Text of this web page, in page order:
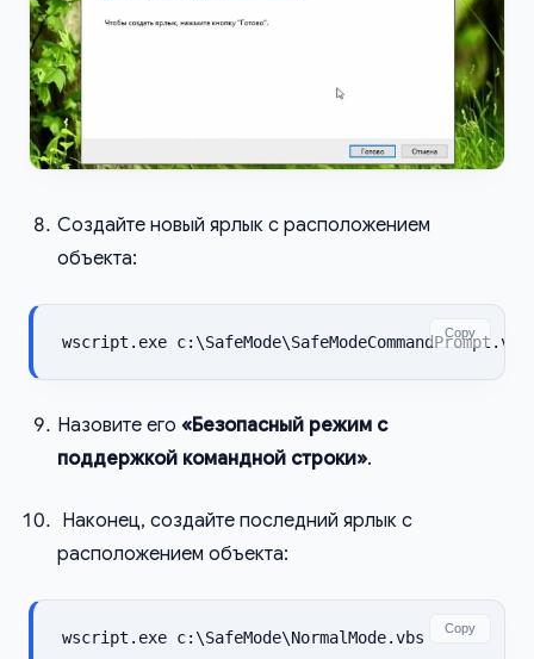
Создайте новый ярлык с расположением
объекта:
wscript.exe c:\SafeMode\SafeModeCommandPrompt.vbs
Copy
Назовите его «Безопасный режим с
поддержкой командной строки».
Наконец, создайте последний ярлык с
расположением объекта:
wscript.exe c:\SafeMode\NormalMode.vbs Copy